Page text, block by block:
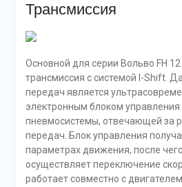
Трансмиссия
Основной для серии Вольво FH 12
трансмиссия с системой I-Shift.
передач является
электронным блоком управления
пневмосистемы, отвечающей за
передач. Блок управления
параметрах движения, после
осуществляет переключение
работает совместно с